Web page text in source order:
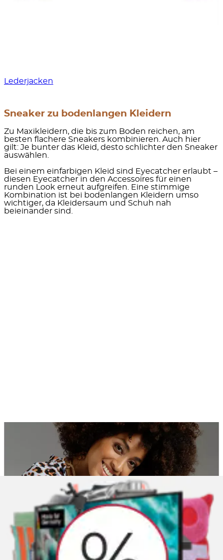
Lederjacken
Sneaker zu bodenlangen Kleidern
Zu Maxikleidern, die bis zum Boden reichen, am
besten flachere Sneakers kombinieren. Auch hier
gilt: Je bunter das Kleid, desto schlichter den Sneaker
auswählen.
Bei einem einfarbigen Kleid sind Eyecatcher erlaubt –
diesen Eyecatcher in den Accessoires für einen
runden Look erneut aufgreifen. Eine stimmige
Kombination ist bei bodenlangen Kleidern umso
wichtiger, da Kleidersaum und Schuh nah
beieinander sind.